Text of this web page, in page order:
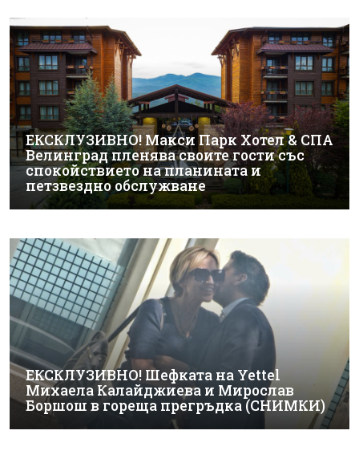
ЕКСКЛУЗИВНО! Макси Парк Хотел & СПА
Велинград пленява своите гости със
спокойствието на планината и
петзвездно обслужване
ЕКСКЛУЗИВНО! Шефката на Yettel
Михаела Калайджиева и Мирослав
Боршош в гореща прегръдка (СНИМКИ)